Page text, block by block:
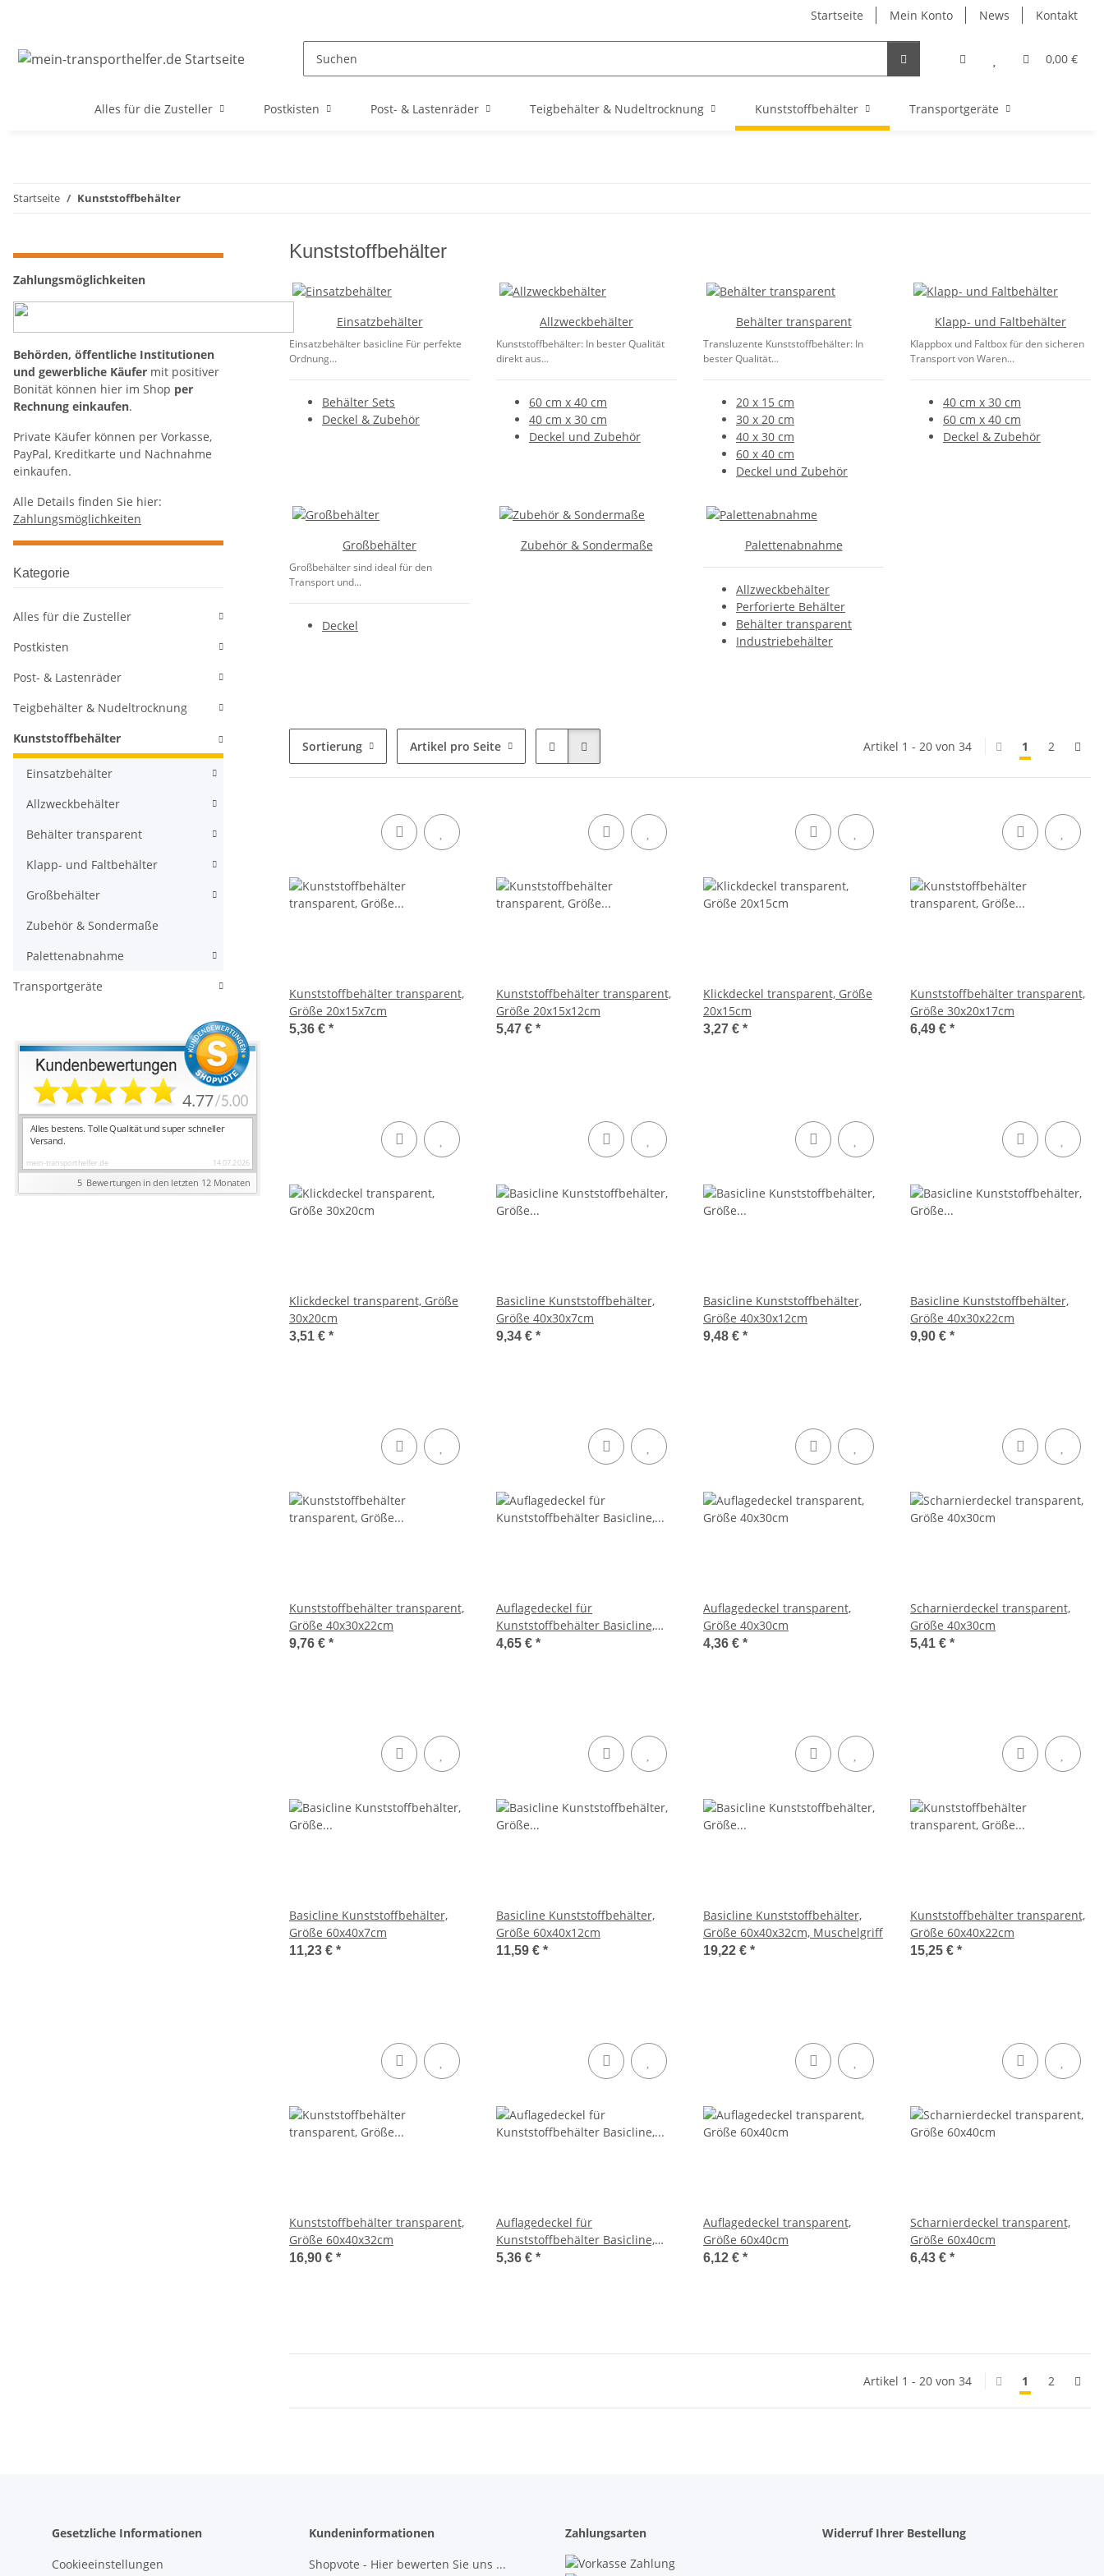
Startseite Mein Konto News Kontakt
0,00 €
Alles für die Zusteller Postkisten Post- & Lastenräder Teigbehälter & Nudeltrocknung Kunststoffbehälter Transportgeräte
Startseite Kunststoffbehälter
Kunststoffbehälter
Einsatzbehälter
Einsatzbehälter basicline Für perfekte
Ordnung...
Behälter Sets
Deckel & Zubehör
Allzweckbehälter
Kunststoffbehälter: In bester Qualität
direkt aus...
60 cm x 40 cm
40 cm x 30 cm
Deckel und Zubehör
Behälter transparent
Transluzente Kunststoffbehälter: In
bester Qualität...
20 x 15 cm
30 x 20 cm
40 x 30 cm
60 x 40 cm
Deckel und Zubehör
Klapp- und Faltbehälter
Klappbox und Faltbox für den sicheren
Transport von Waren...
40 cm x 30 cm
60 cm x 40 cm
Deckel & Zubehör
Großbehälter
Großbehälter sind ideal für den
Transport und...
Deckel
Zubehör & Sondermaße Palettenabnahme
Allzweckbehälter
Perforierte Behälter
Behälter transparent
Industriebehälter
Sortierung Artikel pro Seite Artikel 1 - 20 von 34 1 2
Kunststoffbehälter transparent,
Größe 20x15x7cm
5,36 € *
Kunststoffbehälter transparent,
Größe 20x15x12cm
5,47 € *
Klickdeckel transparent, Größe
20x15cm
3,27 € *
Kunststoffbehälter transparent,
Größe 30x20x17cm
6,49 € *
Klickdeckel transparent, Größe
30x20cm
3,51 € *
Basicline Kunststoffbehälter,
Größe 40x30x7cm
9,34 € *
Basicline Kunststoffbehälter,
Größe 40x30x12cm
9,48 € *
Basicline Kunststoffbehälter,
Größe 40x30x22cm
9,90 € *
Kunststoffbehälter transparent,
Größe 40x30x22cm
9,76 € *
Auflagedeckel für
Kunststoffbehälter Basicline,
Größe 40x30cm
4,65 € *
Auflagedeckel transparent,
Größe 40x30cm
4,36 € *
Scharnierdeckel transparent,
Größe 40x30cm
5,41 € *
Basicline Kunststoffbehälter,
Größe 60x40x7cm
11,23 € *
Basicline Kunststoffbehälter,
Größe 60x40x12cm
11,59 € *
Basicline Kunststoffbehälter,
Größe 60x40x32cm, Muschelgriff
19,22 € *
Kunststoffbehälter transparent,
Größe 60x40x22cm
15,25 € *
Kunststoffbehälter transparent,
Größe 60x40x32cm
16,90 € *
Auflagedeckel für
Kunststoffbehälter Basicline,
Größe 60x40cm
5,36 € *
Auflagedeckel transparent,
Größe 60x40cm
6,12 € *
Scharnierdeckel transparent,
Größe 60x40cm
6,43 € *
Artikel 1 - 20 von 34 1 2
Zahlungsmöglichkeiten
Behörden, öffentliche Institutionen
und gewerbliche Käufer mit positiver
Bonität können hier im Shop per
Rechnung einkaufen.
Private Käufer können per Vorkasse,
PayPal, Kreditkarte und Nachnahme
einkaufen.
Alle Details finden Sie hier:
Zahlungsmöglichkeiten
Kategorie
Alles für die Zusteller
Postkisten
Post- & Lastenräder
Teigbehälter & Nudeltrocknung
Kunststoffbehälter
Einsatzbehälter
Allzweckbehälter
Behälter transparent
Klapp- und Faltbehälter
Großbehälter
Zubehör & Sondermaße
Palettenabnahme
Transportgeräte
Gesetzliche Informationen
Cookieeinstellungen
Kundeninformationen
Shopvote - Hier bewerten Sie uns ...
Zahlungsarten Widerruf Ihrer Bestellung